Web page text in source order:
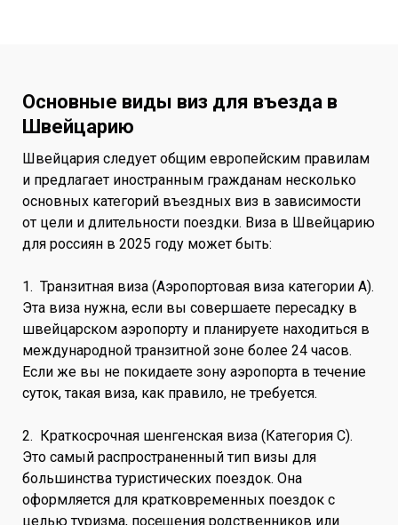
Основные виды виз для въезда в
Швейцарию
Швейцария следует общим европейским правилам
и предлагает иностранным гражданам несколько
основных категорий въездных виз в зависимости
от цели и длительности поездки. Виза в Швейцарию
для россиян в 2025 году может быть:
1. Транзитная виза (Аэропортовая виза категории A).
Эта виза нужна, если вы совершаете пересадку в
швейцарском аэропорту и планируете находиться в
международной транзитной зоне более 24 часов.
Если же вы не покидаете зону аэропорта в течение
суток, такая виза, как правило, не требуется.
2. Краткосрочная шенгенская виза (Категория C).
Это самый распространенный тип визы для
большинства туристических поездок. Она
оформляется для кратковременных поездок с
целью туризма, посещения родственников или